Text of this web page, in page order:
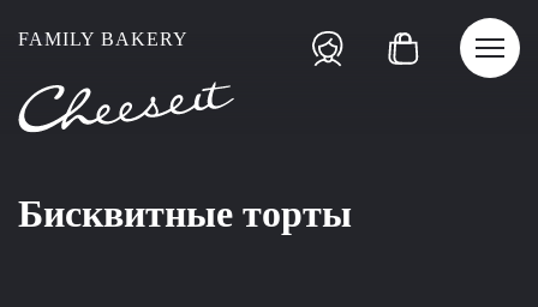
FAMILY BAKERY
Бисквитные торты